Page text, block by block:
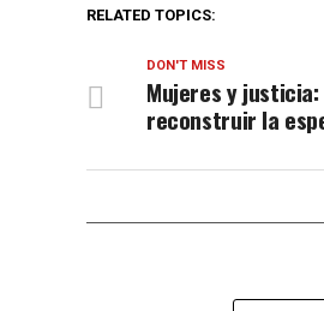
RELATED TOPICS:
DON'T MISS
Mujeres y
reconstruir la